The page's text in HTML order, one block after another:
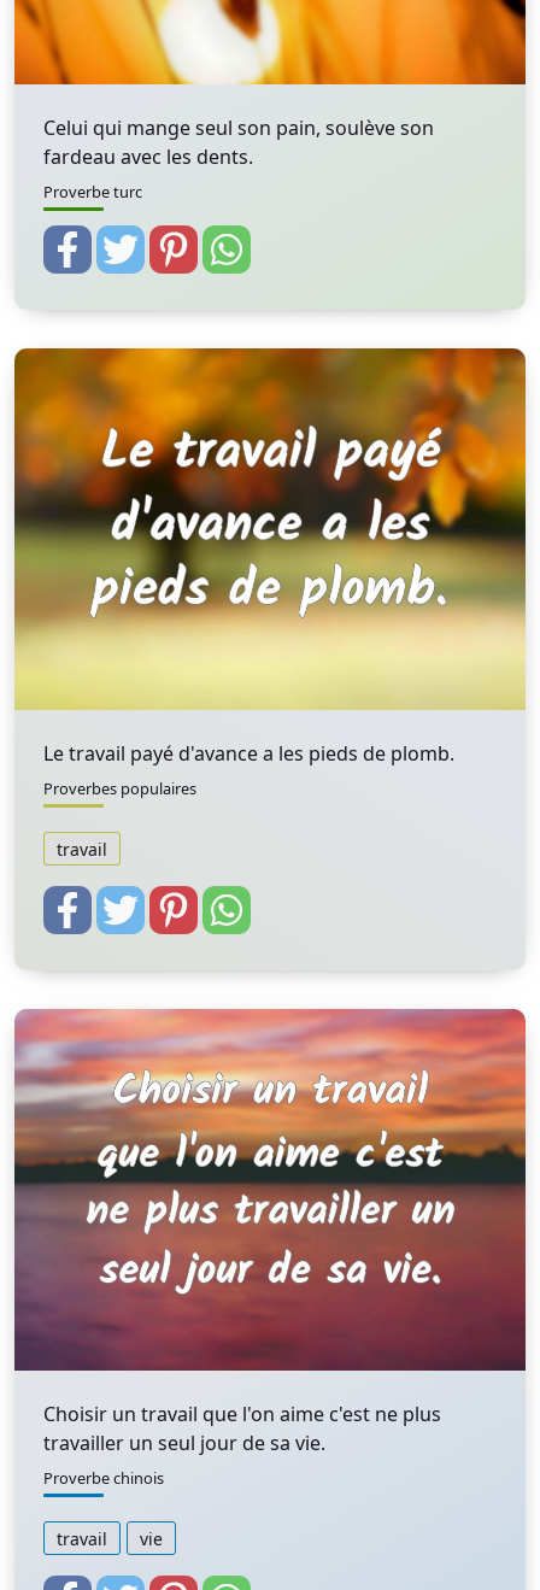
Celui qui mange seul son pain, soulève son
fardeau avec les dents.
Proverbe turc
Le travail payé d'avance a les pieds de plomb.
Proverbes populaires
travail
Choisir un travail que l'on aime c'est ne plus
travailler un seul jour de sa vie.
Proverbe chinois
travail vie